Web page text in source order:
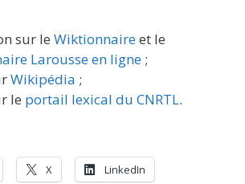
sur le Wiktionnaireet le
Larousse en ligne ;
Wikipédia ;
le portail lexical du CNRTL.
X LinkedIn